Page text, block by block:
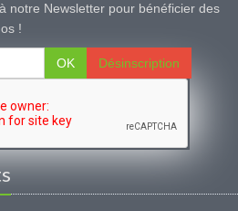
notre Newsletter pour bénéficier des
!
OK Désinscription